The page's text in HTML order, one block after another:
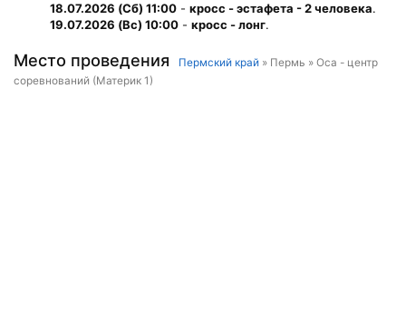
18.07.2026 (Сб) 11:00 - кросс - эстафета - 2 человека.
19.07.2026 (Вс) 10:00 - кросс - лонг.
Место проведения Пермский край » Пермь » Оса - центр
соревнований (Материк 1)